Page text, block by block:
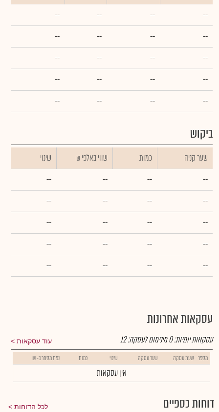
--
--
--
--
--
--
--
--
--
--
--
--
--
--
--
--
--
--
--
--
ביקוש
שער קניה כמות ₪ שווי באלפי
שינוי
--
--
--
--
--
--
--
--
--
--
--
--
--
--
--
--
--
--
--
--
עסקאות אחרונות
עוד עסקאות עסקאות יומיות:0מינימום לעסקה:12
מספר שעת עסקה שער עסקה שינוי כמות נפח מסחר ב- ₪
אין עסקאות
דוחות כספיים לכל הדוחות